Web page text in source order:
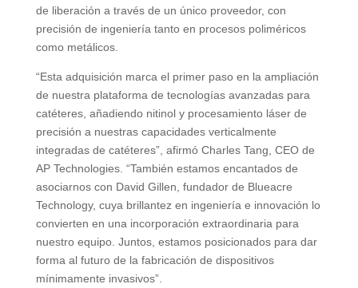
de liberación a través de un único proveedor, con
precisión de ingeniería tanto en procesos poliméricos
como metálicos.
“Esta adquisición marca el primer paso en la ampliación
de nuestra plataforma de tecnologías avanzadas para
catéteres, añadiendo nitinol y procesamiento láser de
precisión a nuestras capacidades verticalmente
integradas de catéteres”, afirmó Charles Tang, CEO de
AP Technologies. “También estamos encantados de
asociarnos con David Gillen, fundador de Blueacre
Technology, cuya brillantez en ingeniería e innovación lo
convierten en una incorporación extraordinaria para
nuestro equipo. Juntos, estamos posicionados para dar
forma al futuro de la fabricación de dispositivos
mínimamente invasivos”.